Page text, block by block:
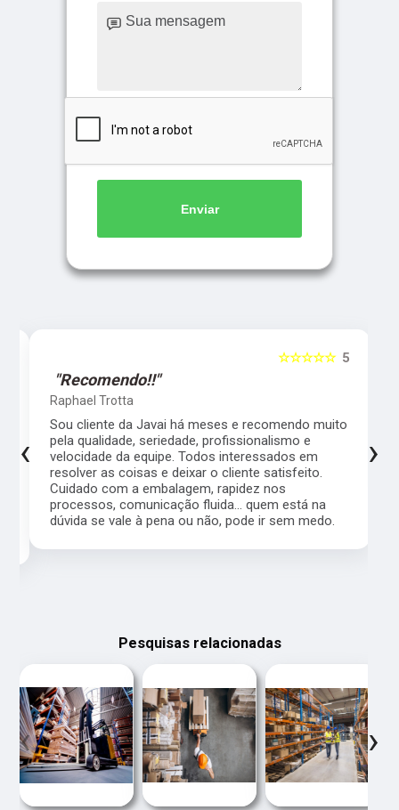
Enviar
5
☆☆☆☆☆
"Recomendo!!"
Raphael Trotta
Sou cliente da Javai há meses e recomendo muito
pela qualidade, seriedade, profissionalismo e
velocidade da equipe. Todos interessados em
resolver as coisas e deixar o cliente satisfeito.
Cuidado com a embalagem, rapidez nos
processos, comunicação fluida... quem está na
dúvida se vale à pena ou não, pode ir sem medo.
‹ ›
Pesquisas relacionadas
‹ ›